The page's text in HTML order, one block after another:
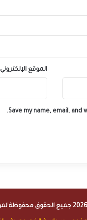
الموقع الإلكتروني
Save my name, email,